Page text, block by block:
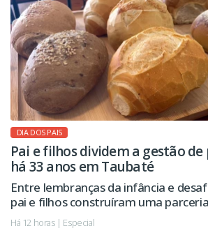
DIA DOS PAIS
Pai e filhos dividem a gestão
há 33 anos em Taubaté
Entre lembranças da infância e
pai e filhos construíram uma
estende à administração da empresa.
Há 12 horas | Especial